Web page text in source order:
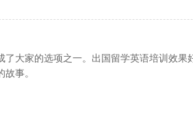
大家的选项之一。出国留学英语培训效果
事。